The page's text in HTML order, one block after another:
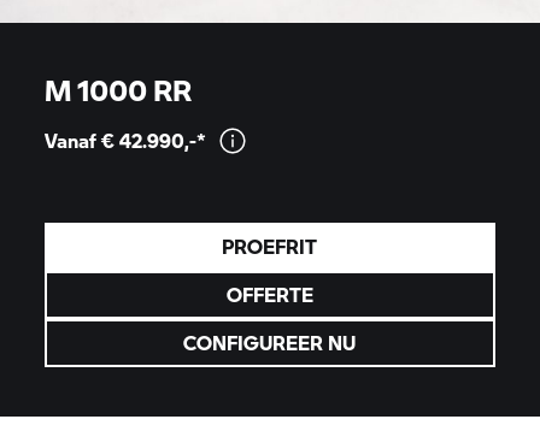
M 1000 RR
Vanaf €42.990,-*
PROEFRIT
OFFERTE
CONFIGUREER NU